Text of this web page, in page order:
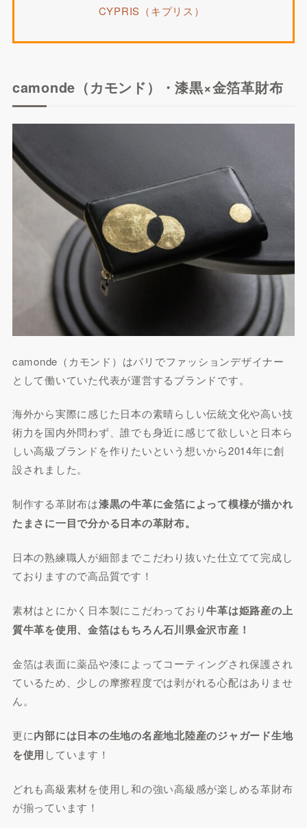
CYPRIS（キプリス）
camonde（カモンド）・漆黒×金箔革財布
camonde（カモンド）はパリでファッションデザイナー
として働いていた代表が運営するブランドです。
海外から実際に感じた日本の素晴らしい伝統文化や高い技
術力を国内外問わず、誰でも身近に感じて欲しいと日本ら
しい高級ブランドを作りたいという想いから2014年に創
設されました。
制作する革財布は漆黒の牛革に金箔によって模様が描かれ
たまさに一目で分かる日本の革財布。
日本の熟練職人が細部までこだわり抜いた仕立てて完成し
ておりますので高品質です！
素材はとにかく日本製にこだわっており牛革は姫路産の上
質牛革を使用、金箔はもちろん石川県金沢市産！
金箔は表面に薬品や漆によってコーティングされ保護され
ているため、少しの摩擦程度では剥がれる心配はありませ
ん。
更に内部には日本の生地の名産地北陸産のジャガード生地
を使用 しています！
どれも高級素材を使用し和の強い高級感が楽しめる革財布
が揃っています！